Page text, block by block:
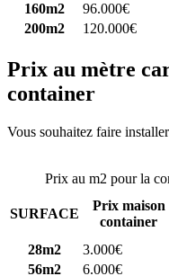
160m2
96.000€
200m2
120.000€
Prix au mètre
container
Vous souhaitez faire
Prix au m2 pour la
SURFACE
Prix maison
container
28m2
3.000€
56m2
6.000€